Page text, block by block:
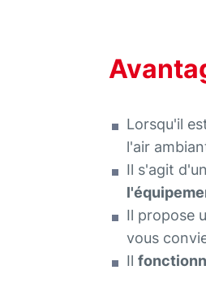
Lorsqu'il
l'air
Il s'agit
Il propose
vous
Il